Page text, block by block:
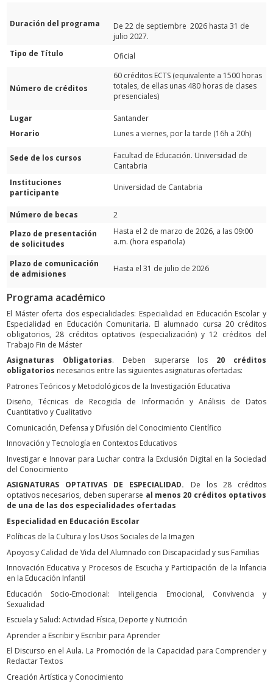
Duración del programa
De 22 de septiembre 2026 hasta 31 de
julio 2027.
Tipo de Título
Oficial
Número de créditos
60 créditos ECTS (equivalente a 1500 horas
totales, de ellas unas 480 horas de clases
presenciales)
Lugar
Horario
Santander
Lunes a viernes, por la tarde (16h a 20h)
Sede de los cursos
Facultad de Educación. Universidad de
Cantabria
Instituciones
participante
Universidad de Cantabria
Número de becas
2
Plazo de presentación
de solicitudes
Hasta el 2 de marzo de 2026, a las 09:00
a.m. (hora española)
Plazo de comunicación
de admisiones
Hasta el 31 de julio de 2026
Programa académico
El Máster oferta dos especialidades: Especialidad en Educación Escolar y
Especialidad en Educación Comunitaria. El alumnado cursa 20 créditos
obligatorios, 28 créditos optativos (especialización) y 12 créditos del
Trabajo Fin de Máster
Asignaturas Obligatorias. Deben superarse los 20 créditos
obligatorios necesarios entre las siguientes asignaturas ofertadas:
Patrones Teóricos y Metodológicos de la Investigación Educativa
Diseño, Técnicas de Recogida de Información y Análisis de Datos
Cuantitativo y Cualitativo
Comunicación, Defensa y Difusión del Conocimiento Científico
Innovación y Tecnología en Contextos Educativos
Investigar e Innovar para Luchar contra la Exclusión Digital en la Sociedad
del Conocimiento
ASIGNATURAS OPTATIVAS DE ESPECIALIDAD. De los 28 créditos
optativos necesarios, deben superarse al menos 20 créditos optativos
de una de las dos especialidades ofertadas
Especialidad en Educación Escolar
Políticas de la Cultura y los Usos Sociales de la Imagen
Apoyos y Calidad de Vida del Alumnado con Discapacidad y sus Familias
Innovación Educativa y Procesos de Escucha y Participación de la Infancia
en la Educación Infantil
Educación Socio-Emocional: Inteligencia Emocional, Convivencia y
Sexualidad
Escuela y Salud: Actividad Física, Deporte y Nutrición
Aprender a Escribir y Escribir para Aprender
El Discurso en el Aula. La Promoción de la Capacidad para Comprender y
Redactar Textos
Creación Artística y Conocimiento